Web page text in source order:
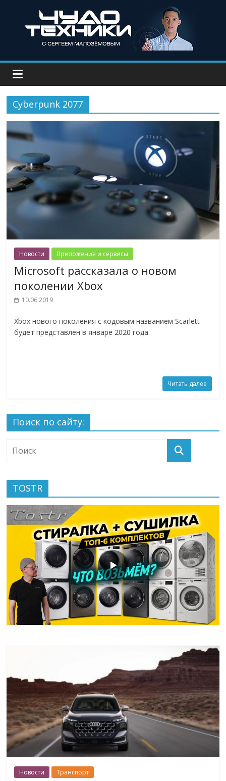
Cyberpunk 2077
Новости Приложения и сервисы
Microsoft рассказала о новом
поколении Xbox
10.06.2019
Xbox нового поколения с кодовым названием Scarlett
будет представлен в январе 2020 года.
Читать далее
Поиск по сайту:
TOSTR
Новости Транспорт